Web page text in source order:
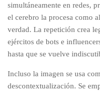
simultáneamente en redes,
el cerebro la procesa como
verdad. La repetición crea
ejércitos de bots e
hasta que se vuelve
Incluso la imagen se usa
descontextualización. Se